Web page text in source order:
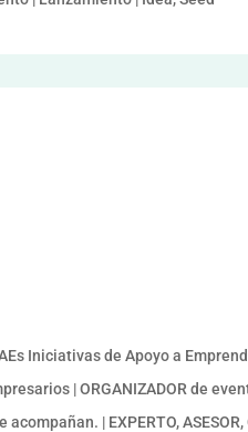
Iniciativas de Apoyo a
| ORGANIZADOR de
| EXPERTO,